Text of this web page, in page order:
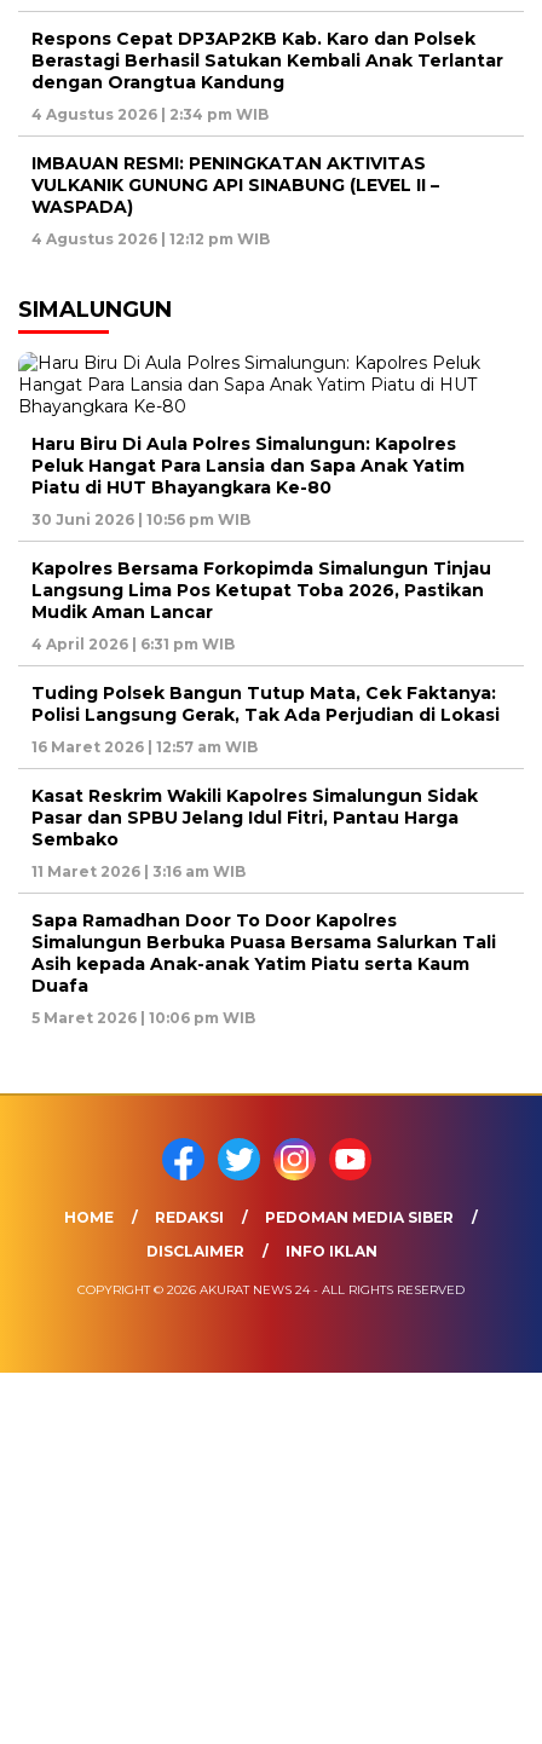
Respons Cepat DP3AP2KB Kab. Karo dan Polsek
Berastagi Berhasil Satukan Kembali Anak Terlantar
dengan Orangtua Kandung
4 Agustus 2026 | 2:34 pm WIB
IMBAUAN RESMI: PENINGKATAN AKTIVITAS
VULKANIK GUNUNG API SINABUNG (LEVEL II –
WASPADA)
4 Agustus 2026 | 12:12 pm WIB
SIMALUNGUN
Haru Biru Di Aula Polres Simalungun: Kapolres
Peluk Hangat Para Lansia dan Sapa Anak Yatim
Piatu di HUT Bhayangkara Ke-80
30 Juni 2026 | 10:56 pm WIB
Kapolres Bersama Forkopimda Simalungun Tinjau
Langsung Lima Pos Ketupat Toba 2026, Pastikan
Mudik Aman Lancar
4 April 2026 | 6:31 pm WIB
Tuding Polsek Bangun Tutup Mata, Cek Faktanya:
Polisi Langsung Gerak, Tak Ada Perjudian di Lokasi
16 Maret 2026 | 12:57 am WIB
Kasat Reskrim Wakili Kapolres Simalungun Sidak
Pasar dan SPBU Jelang Idul Fitri, Pantau Harga
Sembako
11 Maret 2026 | 3:16 am WIB
Sapa Ramadhan Door To Door Kapolres
Simalungun Berbuka Puasa Bersama Salurkan Tali
Asih kepada Anak-anak Yatim Piatu serta Kaum
Duafa
5 Maret 2026 | 10:06 pm WIB
HOME REDAKSI
PEDOMAN MEDIA SIBER
DISCLAIMER
INFO IKLAN
COPYRIGHT © 2026 AKURAT NEWS 24 - ALL RIGHTS RESERVED